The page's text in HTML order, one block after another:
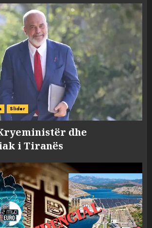
Slider
dhe
i Tiranës